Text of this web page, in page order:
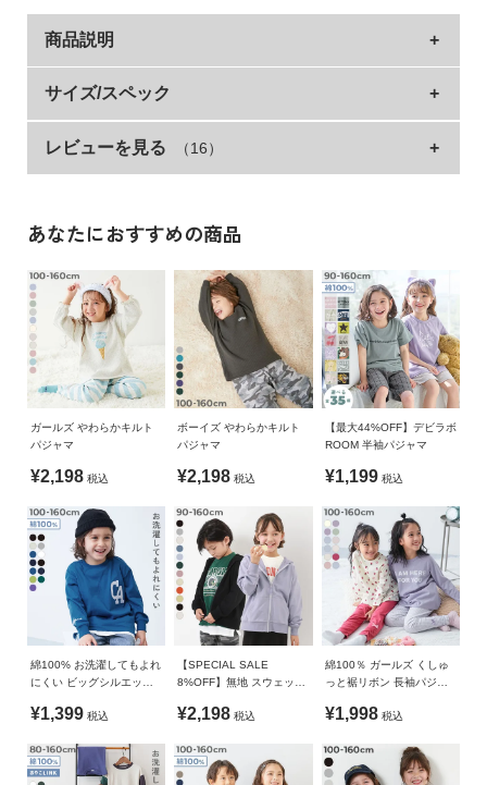
商品説明
ロゴやプリントデザインなど、着たい！がみつかるデ
ザインバリエーションが魅力。
おうち時間がもっと楽しくなるアイテム。
股上深めでお腹をしっかり覆うので、冷え対策に〇
デビラボROOM
えらべるデザインバリエーション
綿100％
ロゴやプリントデザインなど、着たい！がみつかるデザインバ
リエーションが魅力。
■素材
綿100%なので吸汗性が良く、汗ばむ季節にも快適な着心地。
丈夫で型崩れしにくいため、ご家庭でのお洗濯にも適していま
伸縮性：ふつう
サイズ/スペック
トップス(ボーイズ)
肩幅
120cm
50 38 39.5
30
130cm
54 40 43.5
32
140cm
43 48
34
150cm
62 46 54
36
160cm
65 57 38
パンツ(ボーイズ) ウエスト 股下
もも幅
90cm
42 33
23.5
100cm
44 39
23.5
110cm
46 67.6 45.7
24.5
120cm
74.6 51.7
25.5
130cm
52 80.6 56.7
26.5
140cm
54 88.1 62.8
28
150cm
57 67.9
160cm
59 101.1 73 31
レビューを見る （16）
あなたにおすすめの商品
ガールズ やわらかキルト
パジャマ
¥2,198 税込
ボーイズ やわらかキルト
パジャマ
¥2,198 税込
【最大44%OFF】デビラボ
ROOM 半袖パジャマ
¥1,199 税込
綿100% お洗濯してもよれ
にくい ビッグシルエット
アソート 長袖Tシャツ
¥1,399 税込
【SPECIAL SALE
8%OFF】無地 スウェット
¥2,198 税込
綿100％ ガールズ くしゅ
っと裾リボン 長袖パジャ
¥1,998 税込